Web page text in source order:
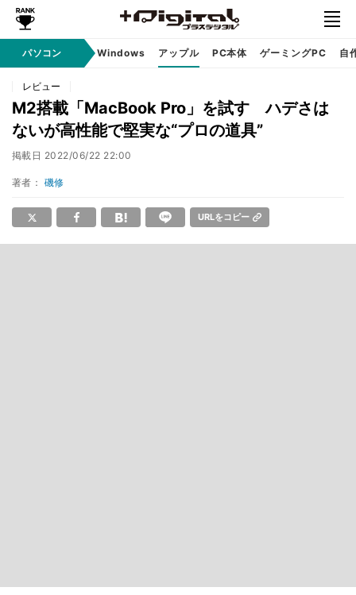
パソコン Windows アップル PC本体 ゲーミングPC 自
レビュー
M2搭載「MacBook Pro」を試す ハデさは
ないが高性能で堅実な“プロの道具”
掲載日 2022/06/22 22:00
著者： 磯修
URLをコピー